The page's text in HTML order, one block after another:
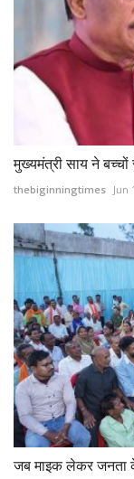
मुख्यमंत्री साय ने
thebiginningtimes Jun
जब माइक लेकर जनता